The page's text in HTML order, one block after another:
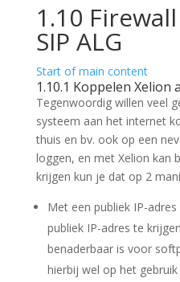
1.10
SIP ALG
Start of main content
1.10.1 Koppelen Xelion
Tegenwoordig willen veel
systeem aan het internet
thuis en bv. ook op een
loggen, en met Xelion kan
krijgen kun je dat op 2
Met een publiek IP-adres
publiek IP-adres te
benaderbaar is voor
hierbij wel op het